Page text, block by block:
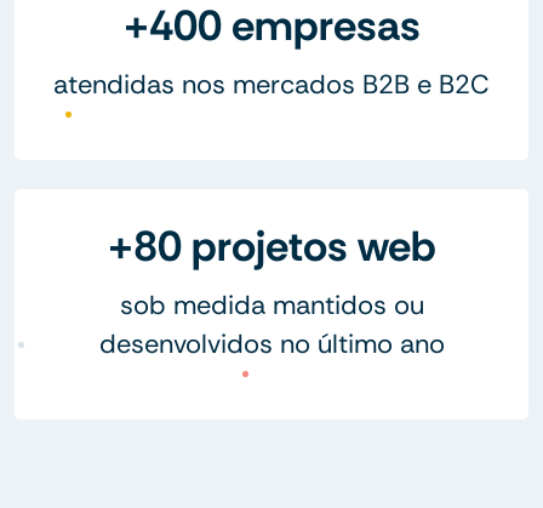
+400 empresas
atendidas nos mercados B2B e B2C
+80 projetos web
sob medida mantidos ou
desenvolvidos no último ano